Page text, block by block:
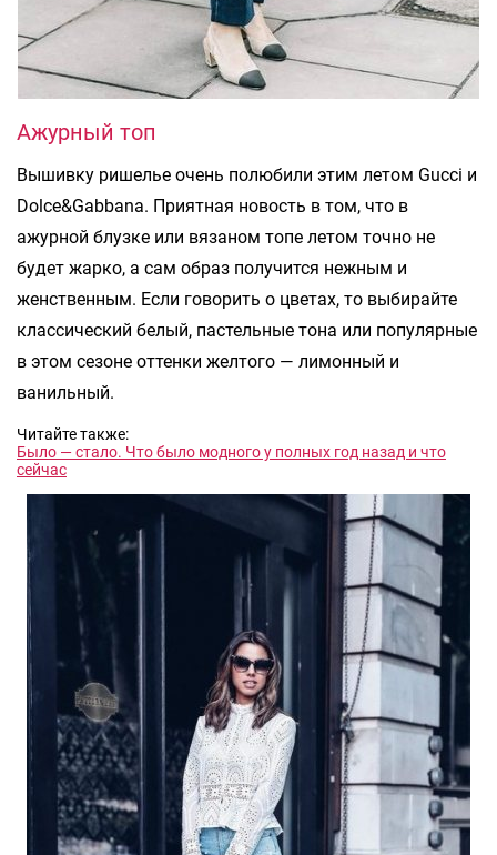
Ажурный топ
Вышивку ришелье очень полюбили этим летом Gucci и
Dolce&Gabbana. Приятная новость в том, что в
ажурной блузке или вязаном топе летом точно не
будет жарко, а сам образ получится нежным и
женственным. Если говорить о цветах, то выбирайте
классический белый, пастельные тона или популярные
в этом сезоне оттенки желтого — лимонный и
ванильный.
Читайте также:
Было — стало. Что было модного у полных год назад и что
сейчас